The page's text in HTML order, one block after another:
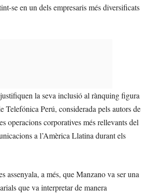
se en un dels empresaris més diversificats
la seva inclusió al rànquing figura
Telefónica Perú, considerada pels autors de
operacions corporatives més rellevants del
a l’Amèrica Llatina durant els
assenyala, a més, que Manzano va ser una
que va interpretar de manera